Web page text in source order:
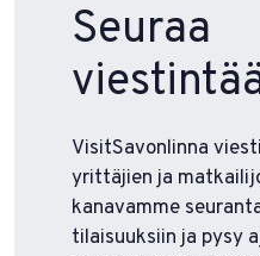
Seuraa
VisitSavonlinna
yrittäjien ja
kanavamme
tilaisuuksiin ja pysy